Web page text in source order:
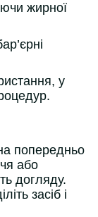
жирної
у
попередньо
або
догляду.
засіб і